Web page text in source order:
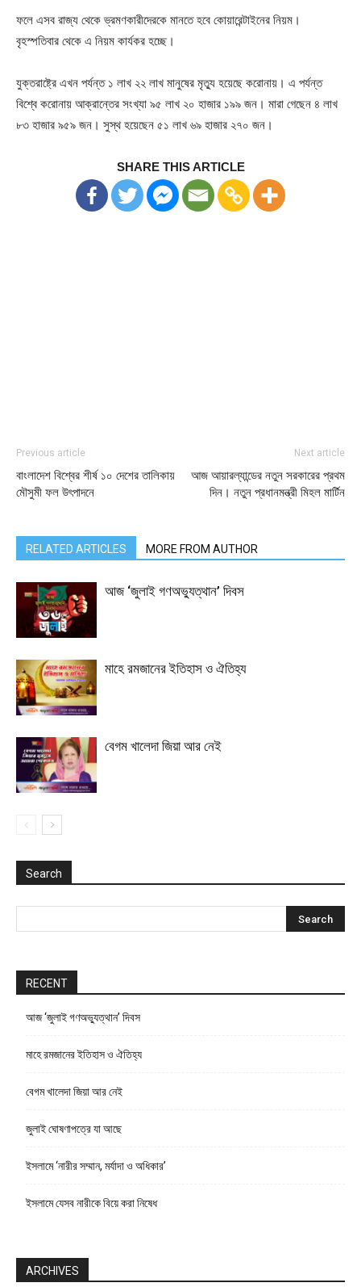
ফলে এসব রাজ্য থেকে ভ্রমণকারীদেরকে মানতে হবে কোয়ারেন্টাইনের নিয়ম।
বৃহস্পতিবার থেকে এ নিয়ম কার্যকর হচ্ছে।
যুক্তরাষ্ট্রে এখন পর্যন্ত ১ লাখ ২২ লাখ মানুষের মৃত্যু হয়েছে করোনায়। এ পর্যন্ত
বিশ্বে করোনায় আক্রান্তের সংখ্যা ৯৫ লাখ ২০ হাজার ১৯৯ জন। মারা গেছেন ৪ লাখ
৮৩ হাজার ৯৫৯ জন। সুস্থ হয়েছেন ৫১ লাখ ৬৯ হাজার ২৭০ জন।
SHARE THIS ARTICLE
Previous article
বাংলাদেশ বিশ্বের শীর্ষ ১০ দেশের তালিকায়
মৌসুমী ফল উৎপাদনে
Next article
আজ আয়ারল্যান্ডের নতুন সরকারের প্রথম
দিন। নতুন প্রধানমন্ত্রী মিহল মার্টিন
RELATED ARTICLES MORE FROM AUTHOR
আজ ‘জুলাই গণঅভ্যুত্থান’ দিবস
মাহে রমজানের ইতিহাস ও ঐতিহ্য
বেগম খালেদা জিয়া আর নেই
Search
RECENT
আজ ‘জুলাই গণঅভ্যুত্থান’ দিবস
মাহে রমজানের ইতিহাস ও ঐতিহ্য
বেগম খালেদা জিয়া আর নেই
জুলাই ঘোষণাপত্রে যা আছে
ইসলামে ‘নারীর সম্মান, মর্যাদা ও অধিকার’
ইসলামে যেসব নারীকে বিয়ে করা নিষেধ
ARCHIVES